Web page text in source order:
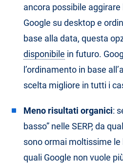
ancora possibile aggirare
Google su desktop e
base alla data, questa
disponibile in futuro.
l’ordinamento in base
scelta migliore in tutti i
Meno risultati organici:
basso” nelle SERP, da
sono ormai moltissime le
quali Google non vuole